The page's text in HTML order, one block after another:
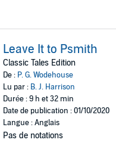
Leave It to Psmith
Classic Tales Edition
De : P. G. Wodehouse
Lu par : B. J. Harrison
Durée : 9 h et 32 min
Date de publication : 01/10/2020
Langue : Anglais
Pas de notations